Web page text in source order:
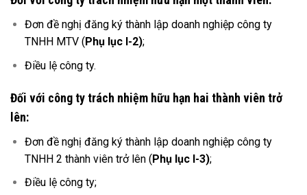
Đơn đề nghị đăng ký thành lập doanh nghiệp công ty
TNHH MTV ( Phụ lục I-2);
Điều lệ công ty.
Đối với công ty trách nhiệm hữu hạn hai thành viên trở
lên:
Đơn đề nghị đăng ký thành lập doanh nghiệp công ty
TNHH 2 thành viên trở lên (Phụ lục I-3);
Điều lệ công ty;